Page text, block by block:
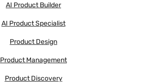
AI Product Builder
AI Product Specialist
Product Design
Product Management
Product Discovery